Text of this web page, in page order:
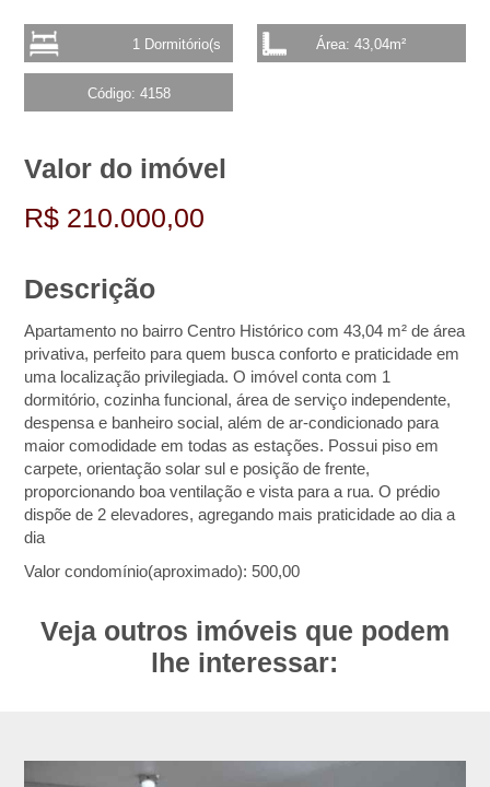
1 Dormitório(s Área: 43,04m²
Código: 4158
Valor do imóvel
R$ 210.000,00
Descrição
Apartamento no bairro Centro Histórico com 43,04 m² de área
privativa, perfeito para quem busca conforto e praticidade em
uma localização privilegiada. O imóvel conta com 1
dormitório, cozinha funcional, área de serviço independente,
despensa e banheiro social, além de ar-condicionado para
maior comodidade em todas as estações. Possui piso em
carpete, orientação solar sul e posição de frente,
proporcionando boa ventilação e vista para a rua. O prédio
dispõe de 2 elevadores, agregando mais praticidade ao dia a
dia
Valor condomínio(aproximado): 500,00
Veja outros imóveis que podem
lhe interessar: